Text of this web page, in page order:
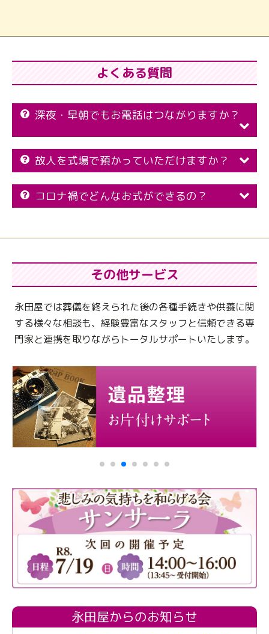
よくある質問
深夜・早朝でもお電話はつながりますか？
故人を式場で預かっていただけますか？
コロナ禍でどんなお式ができるの？
その他サービス
永田屋では葬儀を終えられた後の各種手続きや供養に関
する様々な相談も、 経験豊富なスタッフと信頼できる専
門家と連携を取りながらトータルサポートいたします。
永田屋からのお知らせ